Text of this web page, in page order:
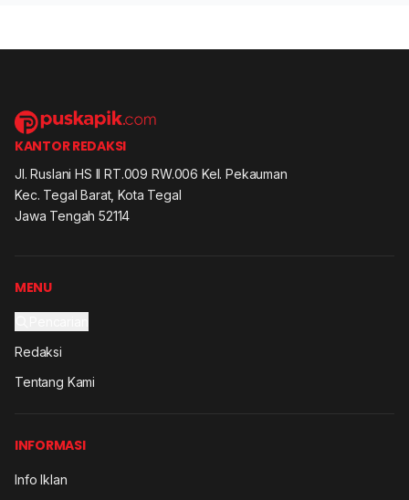
KANTOR REDAKSI
Jl. Ruslani HS II RT.009 RW.006 Kel. Pekauman
Kec. Tegal Barat, Kota Tegal
Jawa Tengah 52114
MENU
Redaksi
Tentang Kami
INFORMASI
Info Iklan